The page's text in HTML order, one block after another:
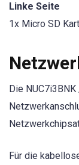
Linke Seite
1x Micro SD
Die
Für die